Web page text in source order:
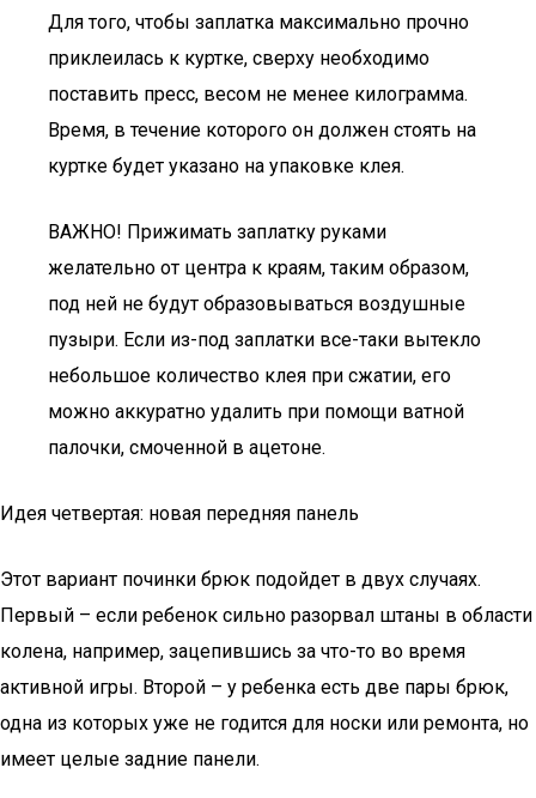
Для того, чтобы заплатка максимально прочно
приклеилась к куртке, сверху необходимо
поставить пресс, весом не менее килограмма.
Время, в течение которого он должен стоять на
куртке будет указано на упаковке клея.
ВАЖНО! Прижимать заплатку руками
желательно от центра к краям, таким образом,
под ней не будут образовываться воздушные
пузыри. Если из-под заплатки все-таки вытекло
небольшое количество клея при сжатии, его
можно аккуратно удалить при помощи ватной
палочки, смоченной в ацетоне.
Идея четвертая: новая передняя панель
Этот вариант починки брюк подойдет в двух случаях.
Первый – если ребенок сильно разорвал штаны в области
колена, например, зацепившись за что-то во время
активной игры. Второй – у ребенка есть две пары брюк,
одна из которых уже не годится для носки или ремонта, но
имеет целые задние панели.